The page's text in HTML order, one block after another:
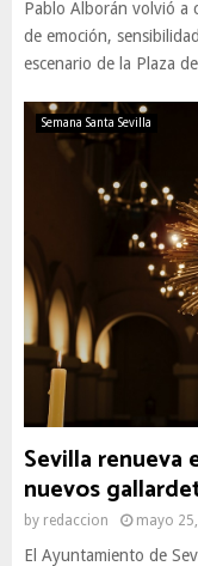
Pablo Alborán volvió a
de emoción,
escenario de la Plaza
Semana Santa Sevilla
Sevilla renueva
nuevos
by redaccion mayo
El Ayuntamiento de